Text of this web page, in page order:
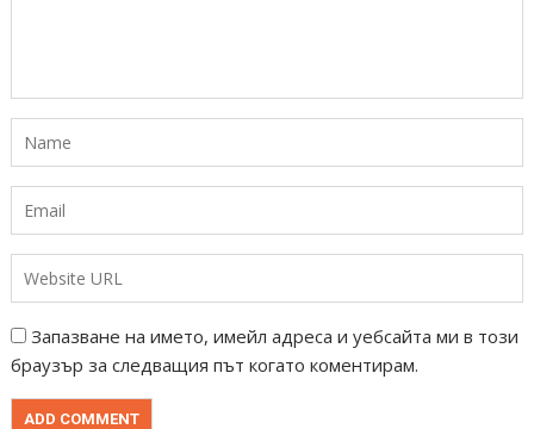
Запазване на името, имейл адреса и уебсайта ми в този
браузър за следващия път когато коментирам.